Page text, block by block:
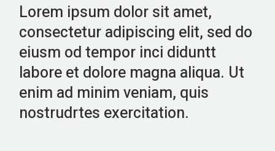
Lorem ipsum dolor sit amet,
consectetur adipiscing elit, sed do
eiusm od tempor inci diduntt
labore et dolore magna aliqua. Ut
enim ad minim veniam, quis
nostrudrtes exercitation.